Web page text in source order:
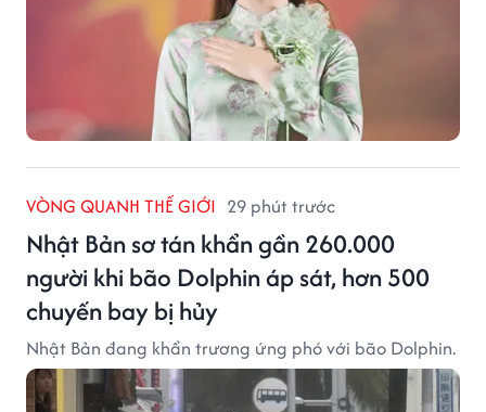
VÒNG QUANH THẾ GIỚI 29 phút trước
Nhật Bản sơ tán khẩn gần 260.000
người khi bão Dolphin áp sát, hơn 500
chuyến bay bị hủy
Nhật Bản đang khẩn trương ứng phó với bão Dolphin.